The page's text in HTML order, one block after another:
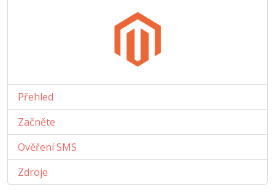
Přehled
Začněte
Ověření SMS
Zdroje